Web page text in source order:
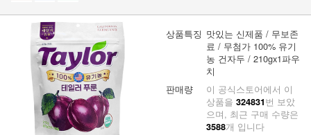
상품특징 맛있는 신제품 / 무보존
료 / 무첨가 100% 유기
농 건자두 / 210gx1파우
치
판매량
이 공식스토어에서 이
상품을324831번 보았
으며, 최근 구매 수량은
3588개 입니다